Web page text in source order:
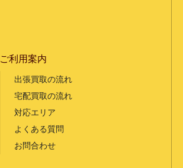
ご利用案内
出張買取の流れ
宅配買取の流れ
対応エリア
よくある質問
お問合わせ